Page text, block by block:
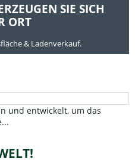
SIE SICH
ORT
& Ladenverkauf.
und entwickelt, um das